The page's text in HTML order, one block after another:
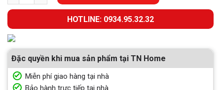
HOTLINE: 0934.95.32.32
Đặc quyền khi mua sản phẩm tại TN Home
Miễn phí giao hàng tại nhà
Bảo hành trực tiếp tại nhà